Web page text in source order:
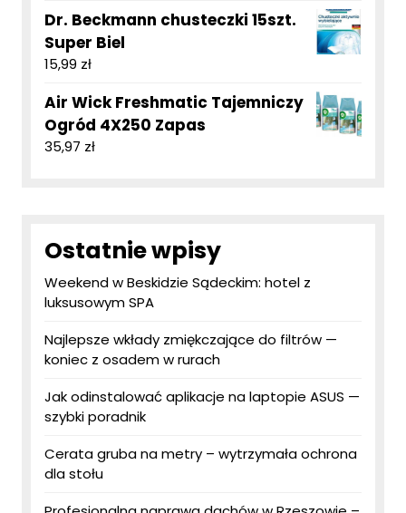
Dr. Beckmann chusteczki 15szt.
Super Biel
15,99 zł
Air Wick Freshmatic Tajemniczy
Ogród 4X250 Zapas
35,97 zł
Ostatnie wpisy
Weekend w Beskidzie Sądeckim: hotel z
luksusowym SPA
Najlepsze wkłady zmiękczające do filtrów —
koniec z osadem w rurach
Jak odinstalować aplikacje na laptopie ASUS —
szybki poradnik
Cerata gruba na metry – wytrzymała ochrona
dla stołu